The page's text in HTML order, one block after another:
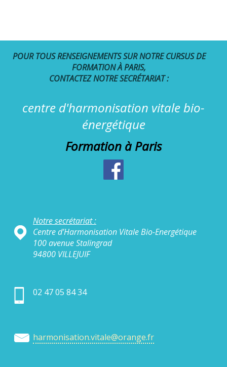
POUR TOUS RENSEIGNEMENTS SUR NOTRE CURSUS DE
FORMATION À PARIS,
CONTACTEZ NOTRE SECRÉTARIAT :
centre d'harmonisation vitale bio-
énergétique
Formation à Paris
Notre secrétariat :
Centre d’Harmonisation Vitale Bio-Energétique
100 avenue Stalingrad
94800 VILLEJUIF
02 47 05 84 34
harmonisation.vitale@orange.fr